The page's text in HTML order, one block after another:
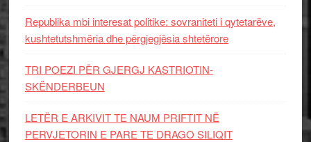
Republika mbi interesat politike: sovraniteti i qytetarëve,
kushtetutshmëria dhe përgjegjësia shtetërore
TRI POEZI PËR GJERGJ KASTRIOTIN-
SKËNDERBEUN
LETËR E ARKIVIT TE NAUM PRIFTIT NË
PERVJETORIN E PARE TE DRAGO SILIQIT